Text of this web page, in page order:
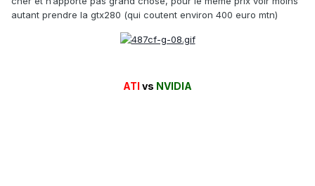
autant prendre la gtx280 (qui coutent environ 400 euro mtn)
ATI vs NVIDIA